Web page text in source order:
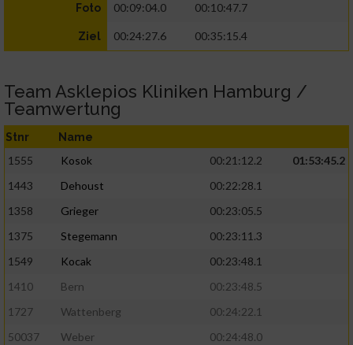
Foto 00:09:04.0 00:10:47.7
Ziel 00:24:27.6 00:35:15.4
Team Asklepios Kliniken Hamburg /
Teamwertung
Stnr Name
1555 Kosok 00:21:12.2
01:53:45.2
1443
Dehoust
00:22:28.1
1358
Grieger
00:23:05.5
1375
Stegemann
00:23:11.3
1549
Kocak
00:23:48.1
1410
Bern
00:23:48.5
1727
Wattenberg
00:24:22.1
50037
Weber
00:24:48.0